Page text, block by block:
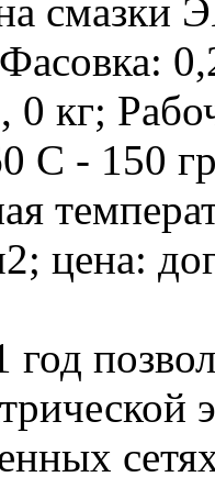
смазки
кг;
С - 150
цена:
год